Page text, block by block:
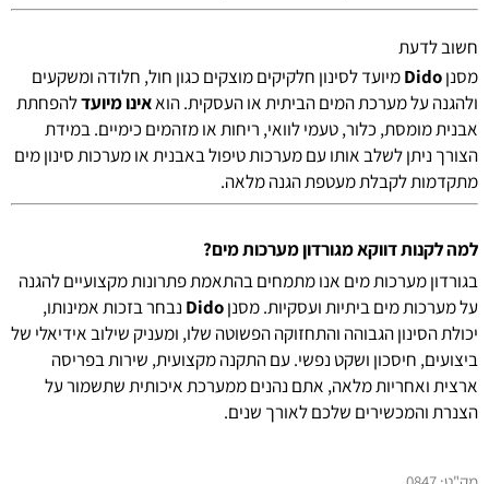
חשוב לדעת
מסנןDidoמיועד לסינון חלקיקים מוצקים כגון חול, חלודה ומשקעים
ולהגנה על מערכת המים הביתית או העסקית. הואאינו מיועדלהפחתת
אבנית מומסת, כלור, טעמי לוואי, ריחות או מזהמים כימיים. במידת
הצורך ניתן לשלב אותו עם מערכות טיפול באבנית או מערכות סינון מים
מתקדמות לקבלת מעטפת הגנה מלאה.
למה לקנות דווקא מגורדון מערכות מים?
בגורדון מערכות מים אנו מתמחים בהתאמת פתרונות מקצועיים להגנה
על מערכות מים ביתיות ועסקיות. מסנןDido נבחר בזכות אמינותו,
יכולת הסינון הגבוהה והתחזוקה הפשוטה שלו, ומעניק שילוב אידיאלי של
ביצועים, חיסכון ושקט נפשי. עם התקנה מקצועית, שירות בפריסה
ארצית ואחריות מלאה, אתם נהנים ממערכת איכותית שתשמור על
הצנרת והמכשירים שלכם לאורך שנים.